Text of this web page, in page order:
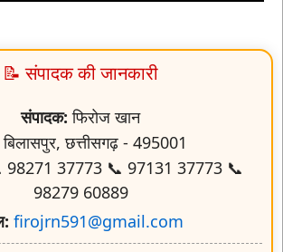
📝 संपादक की जानकारी
संपादक: फिरोज खान
बिलासपुर, छत्तीसगढ़ - 495001
98271 37773 📞 97131 37773 📞
98279 60889
firojrn591@gmail.com